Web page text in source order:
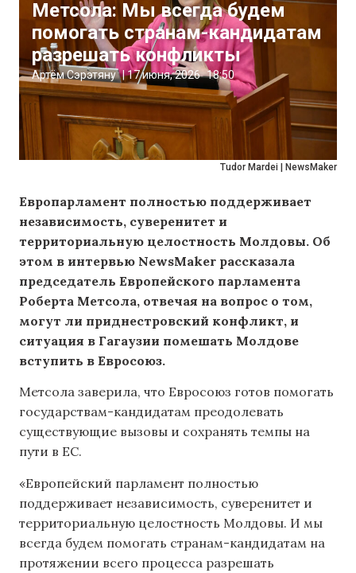
Tudor Mardei | NewsMaker
Метсола: Мы всегда будем
помогать странам-кандидатам
разрешать конфликты
Артём Сэрэтяну |17 июня, 2026 18:50
Европарламент полностью поддерживает
независимость, суверенитет и
территориальную целостность Молдовы. Об
этом в интервью NewsMaker рассказала
председатель Европейского парламента
Роберта Метсола, отвечая на вопрос о том,
могут ли приднестровский конфликт, и
ситуация в Гагаузии помешать Молдове
вступить в Евросоюз.
Метсола заверила, что Евросоюз готов помогать
государствам-кандидатам преодолевать
существующие вызовы и сохранять темпы на
пути в ЕС.
«Европейский парламент полностью
поддерживает независимость, суверенитет и
территориальную целостность Молдовы. И мы
всегда будем помогать странам-кандидатам на
протяжении всего процесса разрешать